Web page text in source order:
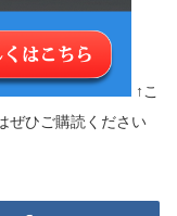
↑こ
ぜひご購読ください